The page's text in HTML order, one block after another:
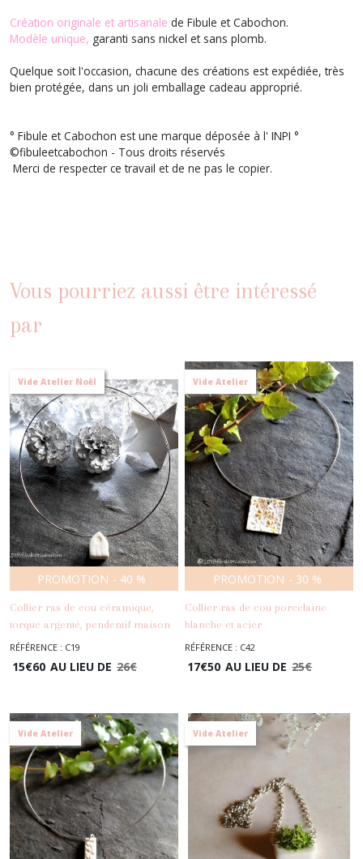
Création originale et artisanale de Fibule et Cabochon.
Modèle unique, garanti sans nickel et sans plomb.
Quelque soit l'occasion, chacune des créations est expédiée, très
bien protégée, dans un joli emballage cadeau approprié.
° Fibule et Cabochon est une marque déposée à l' INPI °
©fibuleetcabochon - Tous droits réservés
Merci de respecter ce travail et de ne pas le copier.
Vous pourriez aussi être intéressé
par
Vide Atelier Noël
PROMOTION - 40 %
Collier ras de cou céramique,
torque argenté, pendentif maison
porcelaine blanche, cadeau Noël
RÉFÉRENCE : C19
15€60 AU LIEU DE 26€
Vide Atelier
PROMOTION - 30 %
Collier ras de cou porcelaine
blanche et acier
inoxydable,pendentif feuilles
RÉFÉRENCE : C42
17€50 AU LIEU DE 25€
Vide Atelier Vide Atelier